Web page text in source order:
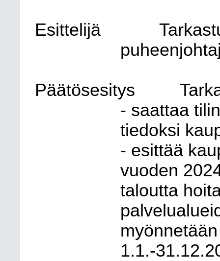
Esittelijä
Päätösesitys
- saattaa
tiedoksi
- esittää
vuoden
taloutta
1.1.-